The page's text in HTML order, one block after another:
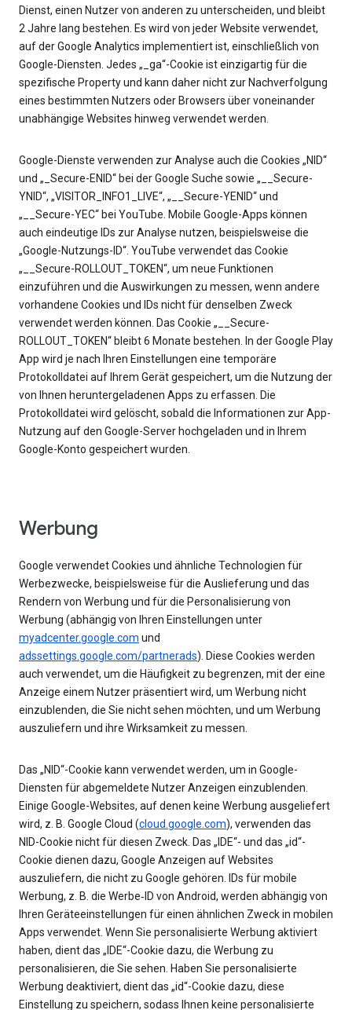
Dienst, einen Nutzer von anderen zu unterscheiden, und bleibt
2 Jahre lang bestehen. Es wird von jeder Website verwendet,
auf der Google Analytics implementiert ist, einschließlich von
Google-Diensten. Jedes „_ga“-Cookie ist einzigartig für die
spezifische Property und kann daher nicht zur Nachverfolgung
eines bestimmten Nutzers oder Browsers über voneinander
unabhängige Websites hinweg verwendet werden.
Google-Dienste verwenden zur Analyse auch die Cookies „NID“
und „_Secure-ENID“ bei der Google Suche sowie „__Secure-
YNID“, „VISITOR_INFO1_LIVE“, „__Secure-YENID“ und
„__Secure-YEC“ bei YouTube. Mobile Google-Apps können
auch eindeutige IDs zur Analyse nutzen, beispielsweise die
„Google-Nutzungs-ID“. YouTube verwendet das Cookie
„__Secure-ROLLOUT_TOKEN“, um neue Funktionen
einzuführen und die Auswirkungen zu messen, wenn andere
vorhandene Cookies und IDs nicht für denselben Zweck
verwendet werden können. Das Cookie „__Secure-
ROLLOUT_TOKEN“ bleibt 6 Monate bestehen. In der Google Play
App wird je nach Ihren Einstellungen eine temporäre
Protokolldatei auf Ihrem Gerät gespeichert, um die Nutzung der
von Ihnen heruntergeladenen Apps zu erfassen. Die
Protokolldatei wird gelöscht, sobald die Informationen zur App-
Nutzung auf den Google-Server hochgeladen und in Ihrem
Google-Konto gespeichert wurden.
Werbung
Google verwendet Cookies und ähnliche Technologien für
Werbezwecke, beispielsweise für die Auslieferung und das
Rendern von Werbung und für die Personalisierung von
Werbung (abhängig von Ihren Einstellungen unter
myadcenter.google.com und
adssettings.google.com/partnerads). Diese Cookies werden
auch verwendet, um die Häufigkeit zu begrenzen, mit der eine
Anzeige einem Nutzer präsentiert wird, um Werbung nicht
einzublenden, die Sie nicht sehen möchten, und um Werbung
auszuliefern und ihre Wirksamkeit zu messen.
Das „NID“-Cookie kann verwendet werden, um in Google-
Diensten für abgemeldete Nutzer Anzeigen einzublenden.
Einige Google-Websites, auf denen keine Werbung ausgeliefert
wird, z. B. Google Cloud (cloud.google.com), verwenden das
NID-Cookie nicht für diesen Zweck. Das „IDE“- und das „id“-
Cookie dienen dazu, Google Anzeigen auf Websites
auszuliefern, die nicht zu Google gehören. IDs für mobile
Werbung, z. B. die Werbe‑ID von Android, werden abhängig von
Ihren Geräteeinstellungen für einen ähnlichen Zweck in mobilen
Apps verwendet. Wenn Sie personalisierte Werbung aktiviert
haben, dient das „IDE“-Cookie dazu, die Werbung zu
personalisieren, die Sie sehen. Haben Sie personalisierte
Werbung deaktiviert, dient das „id“-Cookie dazu, diese
Einstellung zu speichern, sodass Ihnen keine personalisierte